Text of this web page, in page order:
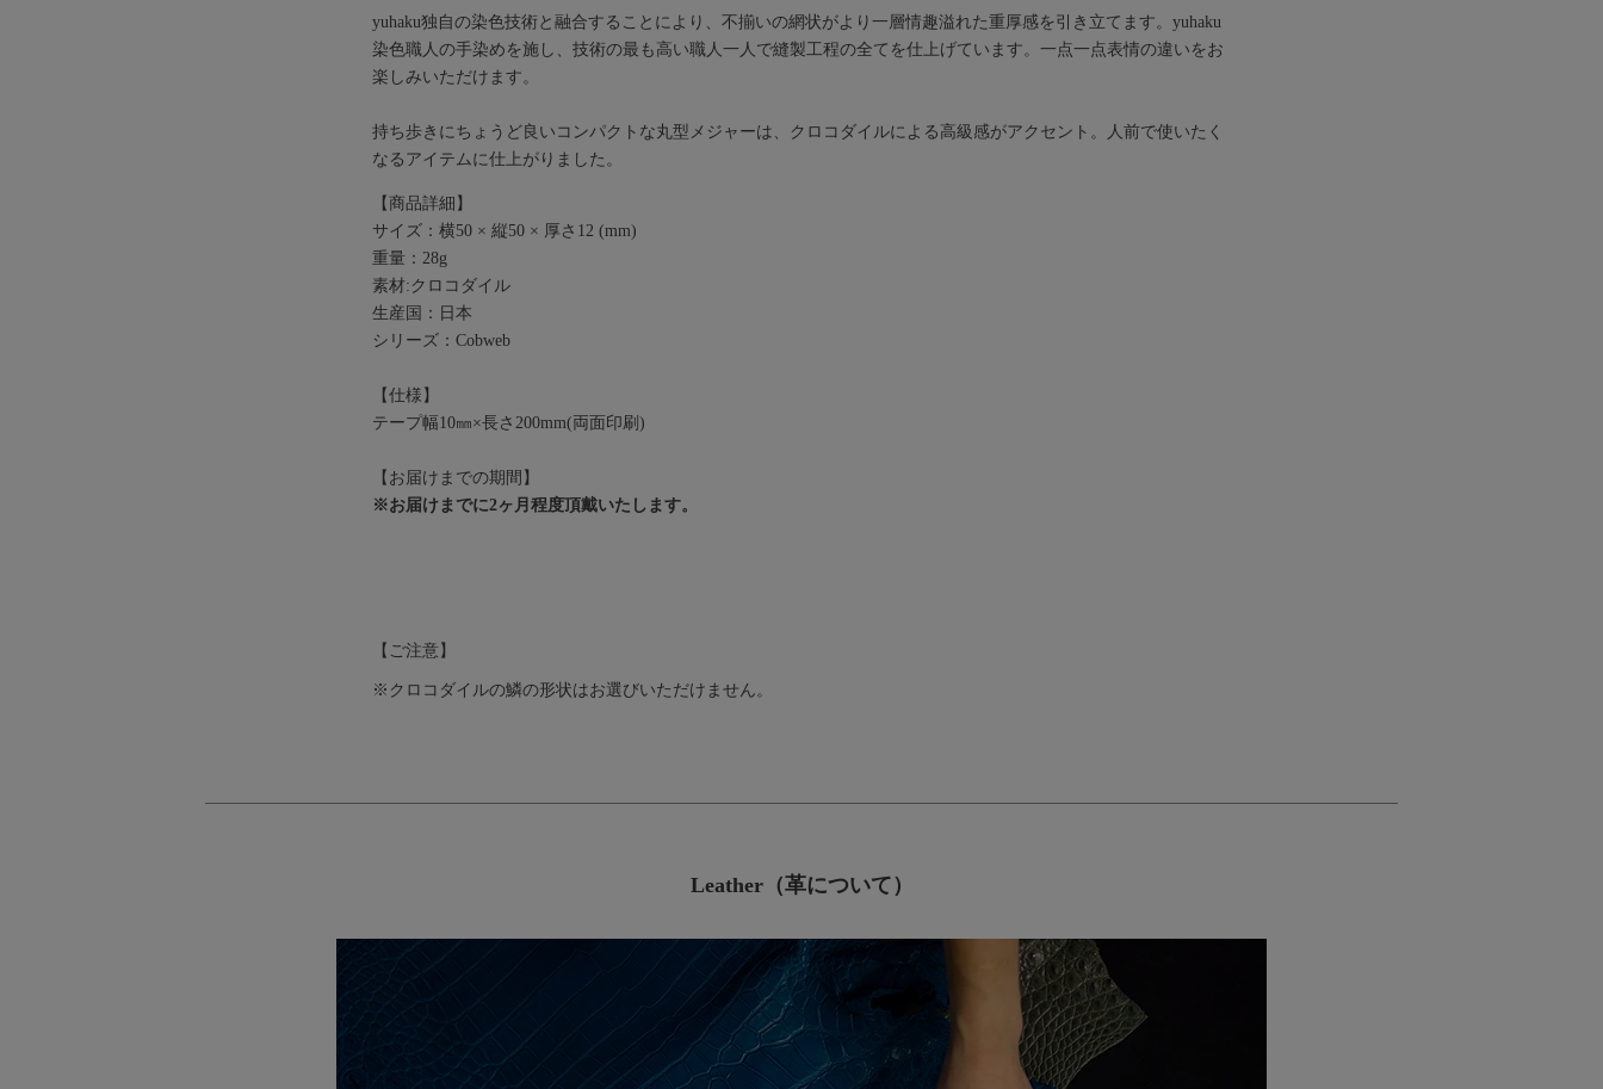
yuhaku独自の染色技術と融合することにより、不揃いの網状がより一層情趣溢れた重厚感を引き立てます。yuhaku
染色職人の手染めを施し、技術の最も高い職人一人で縫製工程の全てを仕上げています。一点一点表情の違いをお
楽しみいただけます。
持ち歩きにちょうど良いコンパクトな丸型メジャーは、クロコダイルによる高級感がアクセント。人前で使いたく
なるアイテムに仕上がりました。
【商品詳細】
サイズ：横50 × 縦50 × 厚さ12 (mm)
重量：28g
素材:クロコダイル
生産国：日本
シリーズ：Cobweb
【仕様】
テープ幅10㎜×長さ200mm(両面印刷)
【お届けまでの期間】
※お届けまでに2ヶ月程度頂戴いたします。
【ご注意】
※クロコダイルの鱗の形状はお選びいただけません。
Leather（革について）